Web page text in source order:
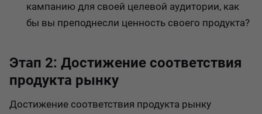
кампанию для своей целевой аудитории, как
бы вы преподнесли ценность своего продукта?
Этап 2: Достижение соответствия
продукта рынку
Достижение соответствия продукта рынку